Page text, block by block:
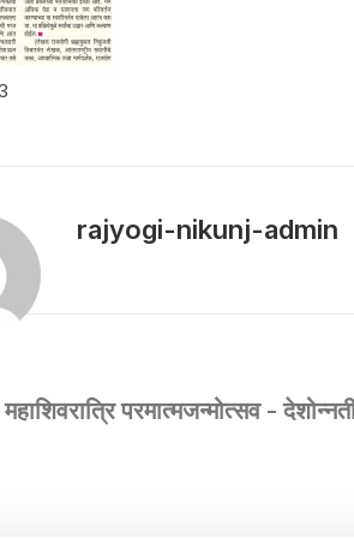
rajyogi-nikunj-admin
महाशिवरात्रि परमात्मजन्मोत्सव -